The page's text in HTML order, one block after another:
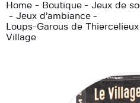
Home Boutique
Jeux de
Jeux d’ambiance
Loups-Garous de
Village